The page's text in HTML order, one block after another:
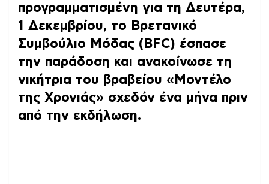
προγραμματισμένη για τη Δευτέρα,
1 Δεκεμβρίου, το Βρετανικό
Συμβούλιο Μόδας (BFC) έσπασε
την παράδοση και ανακοίνωσε τη
νικήτρια του βραβείου «Μοντέλο
της Χρονιάς» σχεδόν ένα μήνα πριν
από την εκδήλωση.